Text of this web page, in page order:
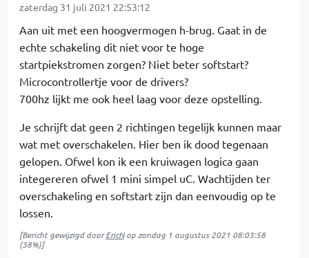
zaterdag 31 juli 2021 22:53:12
Aan uit met een hoogvermogen h-brug. Gaat in de
echte schakeling dit niet voor te hoge
startpiekstromen zorgen? Niet beter softstart?
Microcontrollertje voor de drivers?
700hz lijkt me ook heel laag voor deze opstelling.
Je schrijft dat geen 2 richtingen tegelijk kunnen maar
wat met overschakelen. Hier ben ik dood tegenaan
gelopen. Ofwel kon ik een kruiwagen logica gaan
integereren ofwel 1 mini simpel uC. Wachtijden ter
overschakeling en softstart zijn dan eenvoudig op te
lossen.
[Bericht gewijzigd doorEricNop zondag 1 augustus 2021 08:03:58
(38%)]